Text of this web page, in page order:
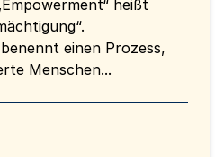
heißt
einen Prozess,
Menschen...